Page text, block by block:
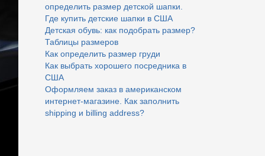
определить размер детской шапки.
Где купить детские шапки в США
Детская обувь: как подобрать размер?
Таблицы размеров
Как определить размер груди
Как выбрать хорошего посредника в
США
Оформляем заказ в американском
интернет-магазине. Как заполнить
shipping и billing address?